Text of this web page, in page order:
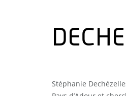
Stéphanie